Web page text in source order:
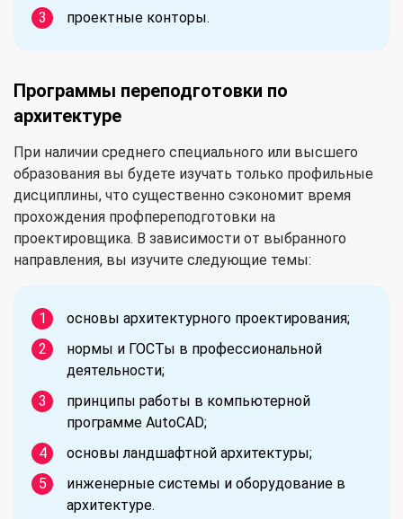
проектные конторы.
Программы переподготовки по
архитектуре
При наличии среднего специального или высшего
образования вы будете изучать только профильные
дисциплины, что существенно сэкономит время
прохождения профпереподготовки на
проектировщика. В зависимости от выбранного
направления, вы изучите следующие темы:
основы архитектурного проектирования;
нормы и ГОСТы в профессиональной
деятельности;
принципы работы в компьютерной
программе AutoCAD;
основы ландшафтной архитектуры;
инженерные системы и оборудование в
архитектуре.